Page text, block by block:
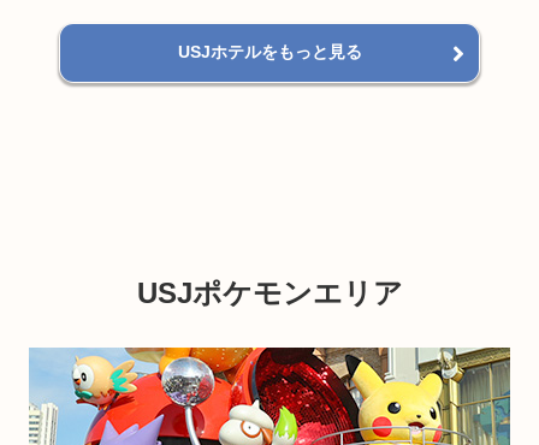
USJホテルをもっと見る
USJポケモンエリア